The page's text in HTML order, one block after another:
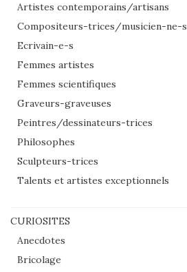
Artistes contemporains/artisans
Compositeurs-trices/musicien-ne-s
Ecrivain-e-s
Femmes artistes
Femmes scientifiques
Graveurs-graveuses
Peintres/dessinateurs-trices
Philosophes
Sculpteurs-trices
Talents et artistes exceptionnels
CURIOSITES
Anecdotes
Bricolage